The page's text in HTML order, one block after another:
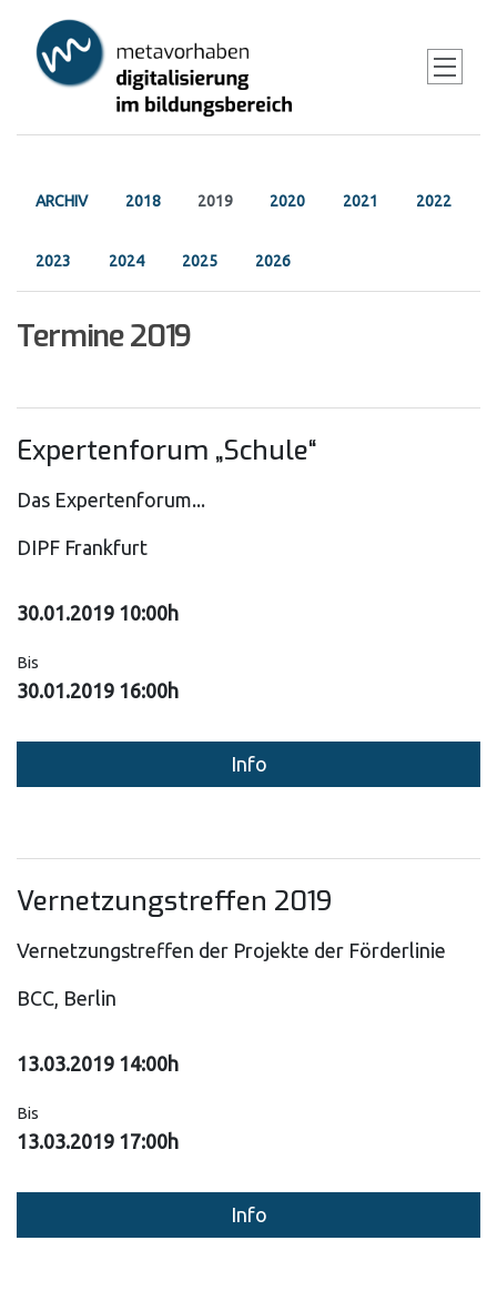
main
Primary
tabs
ARCHIV 2018 2019 2020 2021 2022
2023 2024 2025 2026
Termine 2019
Expertenforum „Schule“
Das Expertenforum...
DIPF Frankfurt
30.01.2019 10:00h
Bis
30.01.2019 16:00h
Info
Vernetzungstreffen 2019
Vernetzungstreffen der Projekte der Förderlinie
BCC, Berlin
13.03.2019 14:00h
Bis
13.03.2019 17:00h
Info